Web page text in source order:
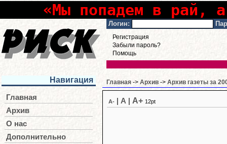
«Мы попадем в рай,
Логин:
Регистрация
Забыли пароль?
Помощь
Навигация
Главная
Архив
О нас
Дополнительно
Главная -> Архив -> Архив газеты за
A- A A+ 12pt